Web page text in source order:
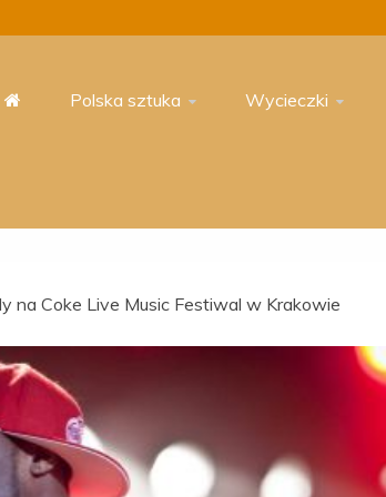
Polska sztuka Wycieczki
na Coke Live Music Festiwal w Krakowie